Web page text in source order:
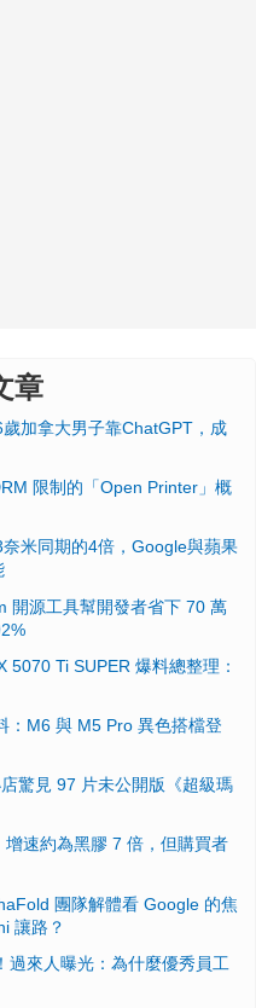
章
加拿大男子靠ChatGPT，成
限制的「Open Printer」概
米同期的4倍，Google與蘋果
開源工具幫開發者省下 70 萬
5070 Ti SUPER 爆料總整理：
：M6 與 M5 Pro 異色搭檔登
驚見 97 片未公開版《超級瑪
速約為黑膠 7 倍，但購買者
團隊解體看 Google 的焦
讓路？
過來人曝光：為什麼優秀員工